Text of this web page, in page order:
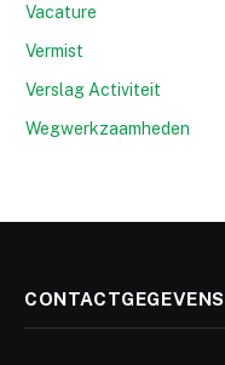
Vacature
Vermist
Verslag Activiteit
Wegwerkzaamheden
CONTACTGEGEVENS